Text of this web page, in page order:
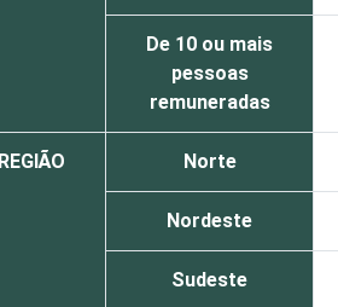
De 10 ou mais
pessoas
remuneradas
REGIÃO Norte
Nordeste
Sudeste